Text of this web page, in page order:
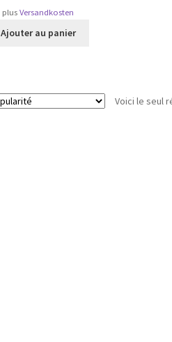
plusVersandkosten
Ajouter au panier
Voici le seul